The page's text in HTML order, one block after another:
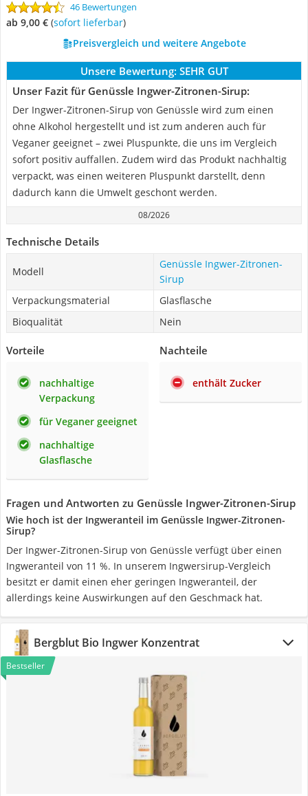
46 Bewertungen
ab 9,00 € ( Sofort lieferbar)
Preisvergleich und weitere Angebote
Unsere Bewertung: SEHR GUT
Unser Fazit für Genüssle Ingwer-Zitronen-Sirup:
Der Ingwer-Zitronen-Sirup von Genüssle wird zum einen
ohne Alkohol hergestellt und ist zum anderen auch für
Veganer geeignet – zwei Pluspunkte, die uns im Vergleich
sofort positiv auffallen. Zudem wird das Produkt nachhaltig
verpackt, was einen weiteren Pluspunkt darstellt, denn
dadurch kann die Umwelt geschont werden.
08/2026
Technische Details
Modell
Genüssle Ingwer-Zitronen-
Sirup
Verpackungsmaterial
Glasflasche
Bioqualität
Nein
Vorteile
nachhaltige
Verpackung
für Veganer geeignet
nachhaltige
Glasflasche
Nachteile
enthält Zucker
Fragen und Antworten zu Genüssle Ingwer-Zitronen-Sirup
Wie hoch ist der Ingweranteil im Genüssle Ingwer-Zitronen-
Sirup?
Der Ingwer-Zitronen-Sirup von Genüssle verfügt über einen
Ingweranteil von 11 %. In unserem Ingwersirup-Vergleich
besitzt er damit einen eher geringen Ingweranteil, der
allerdings keine Auswirkungen auf den Geschmack hat.
Bergblut Bio Ingwer Konzentrat
Bestseller